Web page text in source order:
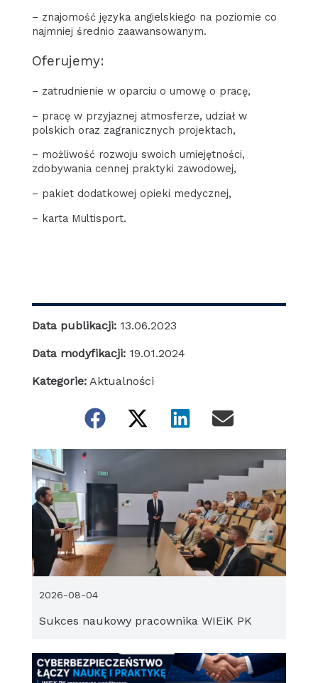
– znajomość języka angielskiego na poziomie co
najmniej średnio zaawansowanym.
Oferujemy:
– zatrudnienie w oparciu o umowę o pracę,
– pracę w przyjaznej atmosferze, udział w
polskich oraz zagranicznych projektach,
– możliwość rozwoju swoich umiejętności,
zdobywania cennej praktyki zawodowej,
– pakiet dodatkowej opieki medycznej,
– karta Multisport.
Data publikacji: 13.06.2023
Data modyfikacji: 19.01.2024
Kategorie: Aktualności
Sukces naukowy pracownika WIEiK PK
2026-08-04